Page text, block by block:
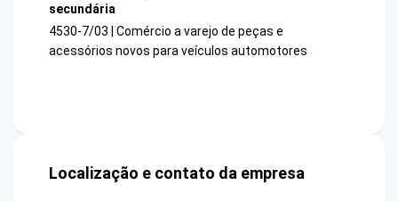
secundária
4530-7/03 | Comércio a varejo de peças e
acessórios novos para veículos automotores
Localização e contato da empresa